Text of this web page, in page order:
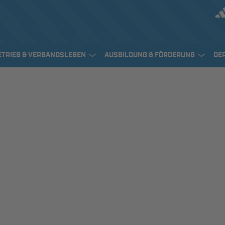
& VERBANDSLEBEN AUSBILDUNG & FÖRDERUNG